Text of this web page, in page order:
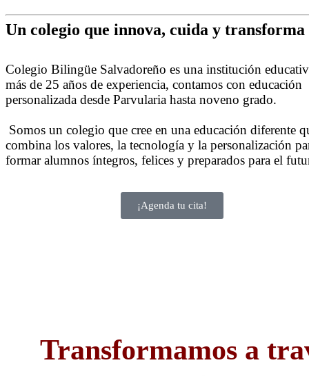
Un colegio que innova, cuida y transforma
Colegio Bilingüe Salvadoreño es una institución
más de 25 años de experiencia, contamos con educación
personalizada desde Parvularia hasta noveno grado.
Somos un colegio que cree en una educación diferente
combina los valores, la tecnología y la personalización
formar alumnos íntegros, felices y preparados para el
¡Agenda tu cita!
Transformamos a